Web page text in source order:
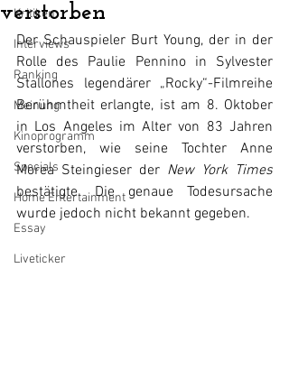
Kritiken
Interviews
Ranking
Meinung
Kinoprogramm
Specials
Home Entertainment
Essay
Liveticker
verstorben
Der Schauspieler Burt Young, der in der
Rolle des Paulie Pennino in Sylvester
Stallones legendärer „Rocky“-Filmreihe
Berühmtheit erlangte, ist am 8. Oktober
in Los Angeles im Alter von 83 Jahren
verstorben, wie seine Tochter Anne
Morea Steingieser der
bestätigte. Die genaue Todesursache
wurde jedoch nicht bekannt gegeben.